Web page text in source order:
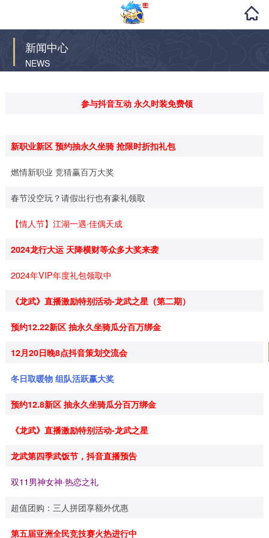
新闻中心
NEWS
参与抖音互动 永久时装免费领
新职业新区 预约抽永久坐骑 抢限时折扣礼包
燃情新职业 竞猜赢百万大奖
春节没空玩？请假出行也有豪礼领取
【情人节】江湖一遇·佳偶天成
2024龙行大运 天降横财等众多大奖来袭
2024年VIP年度礼包领取中
《龙武》直播激励特别活动-龙武之星（第二期）
预约12.22新区 抽永久坐骑瓜分百万绑金
12月20日晚8点抖音策划交流会
冬日取暖物 组队活跃赢大奖
预约12.8新区 抽永久坐骑瓜分百万绑金
《龙武》直播激励特别活动-龙武之星
龙武第四季武饭节，抖音直播预告
双11男神女神·热恋之礼
超值团购：三人拼团享额外优惠
第五届亚洲全民竞技赛火热进行中